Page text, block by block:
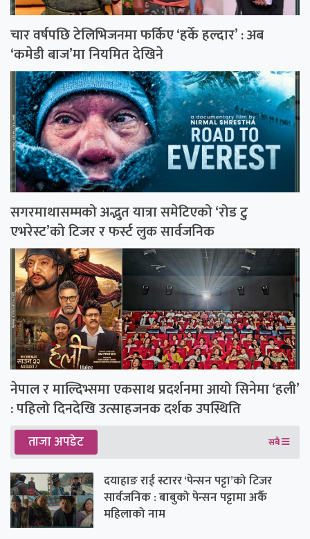
चार वर्षपछि टेलिभिजनमा फर्किए ‘हर्के हल्दार’ : अब
‘कमेडी बाज’मा नियमित देखिने
सगरमाथासम्मको अद्भुत यात्रा समेटिएको ‘रोड टु
एभरेस्ट’को टिजर र फर्स्ट लुक सार्वजनिक
नेपाल र माल्दिभ्समा एकसाथ प्रदर्शनमा आयो सिनेमा ‘हली’
: पहिलो दिनदेखि उत्साहजनक दर्शक उपस्थिति
ताजा अपडेट सबै
दयाहाङ राई स्टारर ‘पेन्सन पट्टा’को टिजर
सार्वजनिक : बाबुको पेन्सन पट्टामा अर्कै
महिलाको नाम